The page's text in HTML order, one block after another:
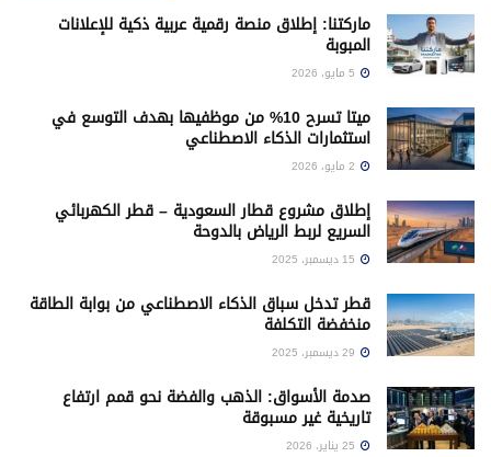
ماركتنا: إطلاق منصة رقمية عربية ذكية للإعلانات
المبوبة
ميتا تسرح 10% من موظفيها بهدف التوسع في
استثمارات الذكاء الاصطناعي
إطلاق مشروع قطار السعودية – قطر الكهربائي
السريع لربط الرياض بالدوحة
قطر تدخل سباق الذكاء الاصطناعي من بوابة الطاقة
منخفضة التكلفة
صدمة الأسواق: الذهب والفضة نحو قمم ارتفاع
تاريخية غير مسبوقة